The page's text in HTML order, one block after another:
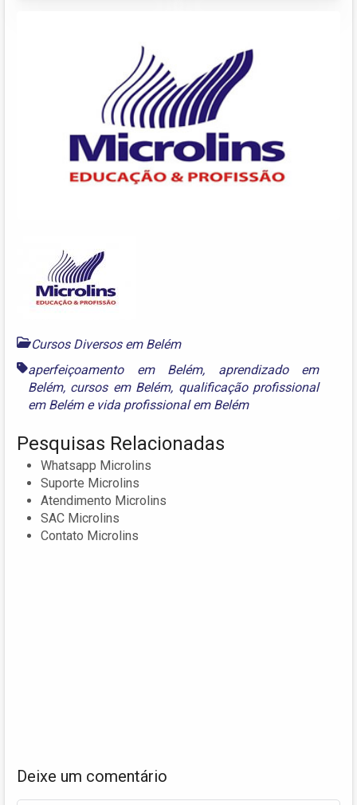
Cursos Diversos em Belém
aperfeiçoamento em Belém, aprendizado em
Belém, cursos em Belém, qualificação profissional
em Beléme vida profissional em Belém
Pesquisas Relacionadas
Whatsapp Microlins
Suporte Microlins
Atendimento Microlins
SAC Microlins
Contato Microlins
Deixe um comentário